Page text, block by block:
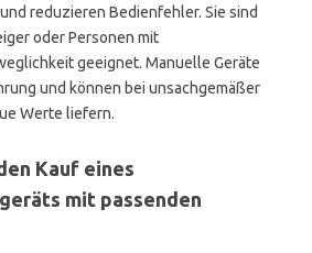
reduzieren Bedienfehler. Sie sind
oder Personen mit
geeignet. Manuelle Geräte
und können bei unsachgemäßer
Werte liefern.
Kauf eines
mit passenden